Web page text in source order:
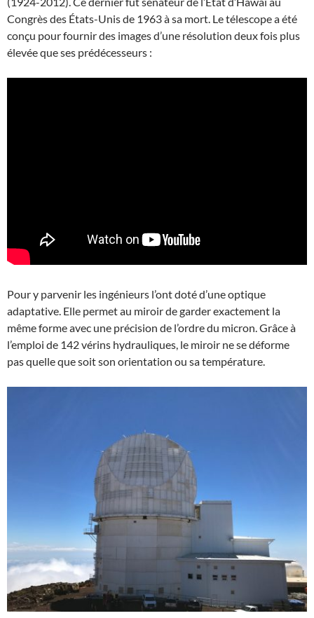
Congrès des États-Unis de 1963 à sa mort. Le télescope a été
conçu pour fournir des images d’une résolution deux fois plus
élevée que ses prédécesseurs :
Pour y parvenir les ingénieurs l’ont doté d’une optique
adaptative. Elle permet au miroir de garder exactement la
même forme avec une précision de l’ordre du micron. Grâce à
l’emploi de 142 vérins hydrauliques, le miroir ne se déforme
pas quelle que soit son orientation ou sa température.